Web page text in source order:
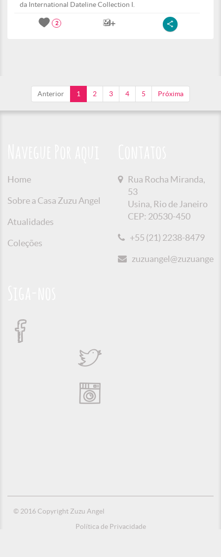
da International Dateline Collection I.
2
Anterior 1 2 3 4 5 Próxima
Home
Sobre a Casa Zuzu Angel
Atualidades
Coleções
Rua Rocha Miranda,
53
Usina, Rio de Janeiro
CEP: 20530-450
+55 (21) 2238-8479
© 2016 Copyright Zuzu Angel
Política de Privacidade